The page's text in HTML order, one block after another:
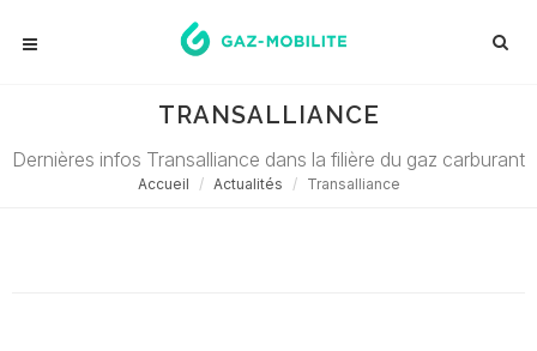
TRANSALLIANCE
Dernières infos Transalliance dans la filière du gaz carburant
Accueil Actualités Transalliance